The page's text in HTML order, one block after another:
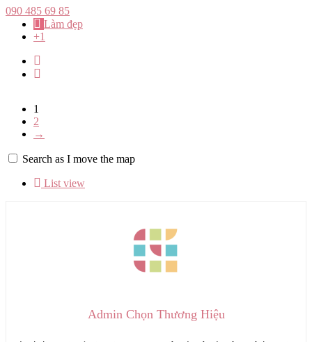
090 485 69 85
Làm đẹp
+1
1
2
→
Search as I move the map
List view
Admin Chọn Thương Hiệu